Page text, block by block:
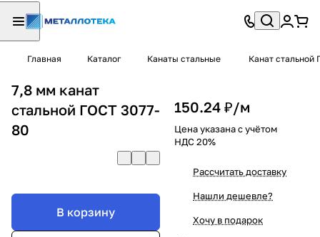
Главная Каталог Канаты стальные Канат стальной
7,8 мм канат
стальной ГОСТ 3077-
80
В корзину
150.24 ₽/м
Цена указана с учётом
НДС 20%
Рассчитать доставку
Нашли дешевле?
Хочу в подарок